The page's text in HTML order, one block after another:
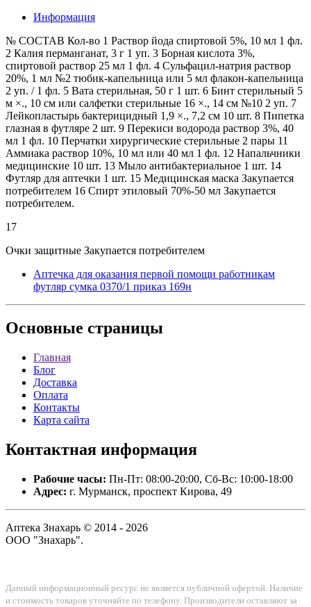
Информация
№ СОСТАВ Кол-во 1 Раствор йода спиртовой 5%, 10 мл 1 фл.
2 Калия перманганат, 3 г 1 уп. 3 Борная кислота 3%,
спиртовой раствор 25 мл 1 фл. 4 Сульфацил-натрия раствор
20%, 1 мл №2 тюбик-капельница или 5 мл флакон-капельница
2 уп. / 1 фл. 5 Вата стерильная, 50 г 1 шт. 6 Бинт стерильный 5
м ×., 10 см или салфетки стерильные 16 ×., 14 см №10 2 уп. 7
Лейкопластырь бактерицидный 1,9 ×., 7,2 см 10 шт. 8 Пипетка
глазная в футляре 2 шт. 9 Перекиси водорода раствор 3%, 40
мл 1 фл. 10 Перчатки хирургические стерильные 2 пары 11
Аммиака раствор 10%, 10 мл или 40 мл 1 фл. 12 Напальчники
медицинские 10 шт. 13 Мыло антибактериальное 1 шт. 14
Футляр для аптечки 1 шт. 15 Медицинская маска Закупается
потребителем 16 Спирт этиловый 70%-50 мл Закупается
потребителем.
17
Очки защитные Закупается потребителем
Аптечка для оказания первой помощи работникам
футляр сумка 0370/1 приказ 169н
Основные страницы
Главная
Блог
Доставка
Оплата
Контакты
Карта сайта
Контактная информация
Рабочие часы: Пн-Пт: 08:00-20:00, Сб-Вс: 10:00-18:00
Адрес: г. Мурманск, проспект Кирова, 49
Аптека Знахарь © 2014 - 2026
ООО "Знахарь".
Данный информационный ресурс не является публичной офертой. Наличие
и стоимость товаров уточняйте по телефону. Производители оставляют за